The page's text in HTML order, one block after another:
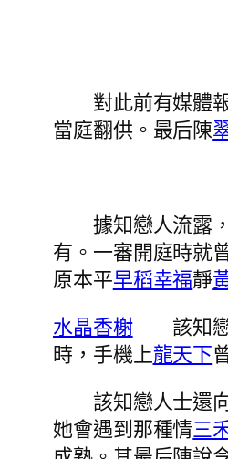
對此前有媒體報
當庭翻供。最后陳
據知戀人流露，
有。一審開庭時就
原本平早稻幸福靜
水晶香榭該知戀人
時，手機上龍天下
該知戀人士還向
她會遇到那種情三